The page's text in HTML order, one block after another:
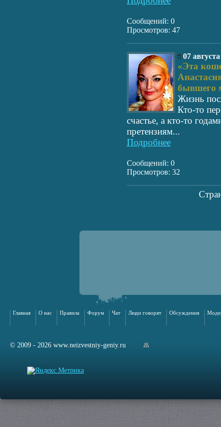
Сообщений: 0
Просмотров: 47
07 августа
«Эта
бывшего
Жизнь
Кто-то
счастье, а кто-то
претензиям...
Подробнее
Сообщений: 0
Просмотров: 32
Главная О нас Правила Форум Чат Люди говорят Обсуждения
© 2009 - 2026 www.neizvestniy-geniy.ru
сайта